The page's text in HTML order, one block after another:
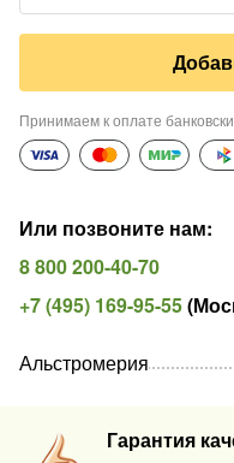
Принимаем к оплате
Или позвоните нам:
8 800 200-40-70
+7 (495) 169-95-55(
Гарантия
Альстромерия